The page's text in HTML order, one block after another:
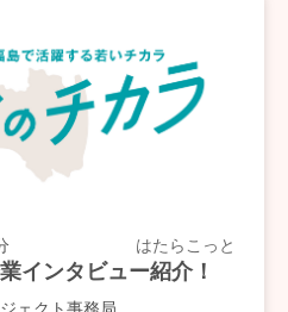
はたらこっと
インタビュー紹介！